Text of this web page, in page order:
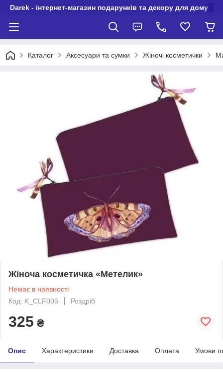
Darek - інтернет-магазин подарунків та декору для дому
Каталог Аксесуари та сумки Жіночі косметички
Жіноча косметичка «Метелик»
Немає в наявності
Код: K_CLF005
Роздріб
325 ₴
Опис Характеристики Доставка Оплата Умови